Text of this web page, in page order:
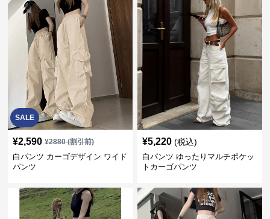
SALE
¥2,590 ¥2880(割引前)
白パンツ カーゴデザイン ワイド
パンツ
¥5,220 (税込)
白パンツ ゆったりマルチポケッ
トカーゴパンツ